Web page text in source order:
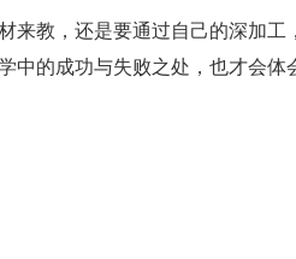
教，还是要通过自己的深加工
中的成功与失败之处，也才会体